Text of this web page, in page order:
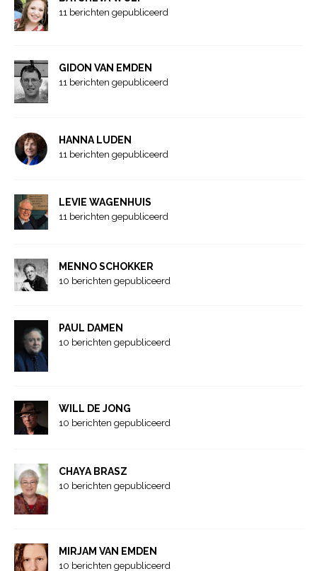
11 berichten gepubliceerd
GIDON VAN EMDEN
11 berichten gepubliceerd
HANNA LUDEN
11 berichten gepubliceerd
LEVIE WAGENHUIS
11 berichten gepubliceerd
MENNO SCHOKKER
10 berichten gepubliceerd
PAUL DAMEN
10 berichten gepubliceerd
WILL DE JONG
10 berichten gepubliceerd
CHAYA BRASZ
10 berichten gepubliceerd
MIRJAM VAN EMDEN
10 berichten gepubliceerd